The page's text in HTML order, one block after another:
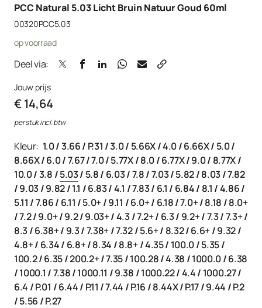
PCC Natural 5.03 Licht Bruin Natuur Goud 60ml
00320PCC5.03
op voorraad
Deel via:
Jouw prijs
€ 14,64
per stuk incl. btw
Kleur: 1.0/3.66/ P.31 /3.0/ 5.66X/4.0/6.66X/ 5.0/
8.66X/6.0/7.67/7.0/5.77X/8.0/6.77X/9.0/ 8.77X/
10.0/3.8 /5.03/ 5.8/ 6.03/7.8/7.03/5.82/8.03/7.82
/9.03/9.82/1.1 /6.83/4.1 /7.83/ 6.1 / 6.84/ 8.1 /4.86/
5.11 /7.86/ 6.11 /5.0+/9.11 /6.0+/ 6.18/7.0+/8.18 /8.0+
/7.2/9.0+/9.2/9.03+/4.3/7.2+/ 6.3/ 9.2+/7.3/7.3+/
8.3/6.38+/ 9.3/7.38+/7.32/5.6+/ 8.32/6.6+/9.32/
4.8+/ 6.34/ 6.8+/8.34 /8.8+/4.35/ 100.0/5.35/
100.2/6.35/200.2+/7.35/100.28/4.38 /1000.0/6.38
/1000.1 /7.38/1000.11 /9.38 /1000.22/4.4/ 1000.27/
6.4 /P.01 /6.44/ P.11 /7.44 /P.16 /8.44X/P.17/9.44 /P.2
/5.56 /P.27